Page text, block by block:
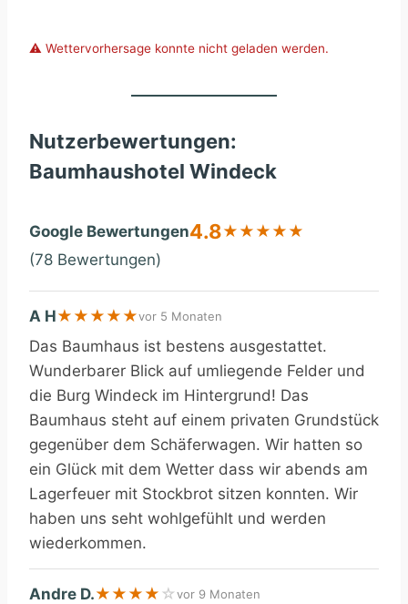
⚠️ Wettervorhersage konnte nicht geladen werden.
Nutzerbewertungen:
Baumhaushotel Windeck
Google Bewertungen4.8★ ★ ★ ★ ★
(78 Bewertungen)
A H★ ★ ★ ★ ★vor 5 Monaten
Das Baumhaus ist bestens ausgestattet.
Wunderbarer Blick auf umliegende Felder und
die Burg Windeck im Hintergrund! Das
Baumhaus steht auf einem privaten Grundstück
gegenüber dem Schäferwagen. Wir hatten so
ein Glück mit dem Wetter dass wir abends am
Lagerfeuer mit Stockbrot sitzen konnten. Wir
haben uns seht wohlgefühlt und werden
wiederkommen.
Andre D.★ ★ ★ ★ ☆vor 9 Monaten